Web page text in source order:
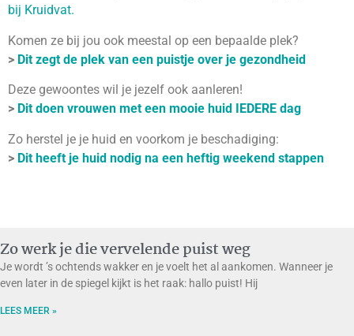
bij Kruidvat.
Komen ze bij jou ook meestal op een bepaalde plek?
> Dit zegt de plek van een puistje over je gezondheid
Deze gewoontes wil je jezelf ook aanleren!
> Dit doen vrouwen met een mooie huid IEDERE dag
Zo herstel je je huid en voorkom je beschadiging:
> Dit heeft je huid nodig na een heftig weekend stappen
Zo werk je die vervelende puist weg
Je wordt ’s ochtends wakker en je voelt het al aankomen. Wanneer je
even later in de spiegel kijkt is het raak: hallo puist! Hij
LEES MEER »